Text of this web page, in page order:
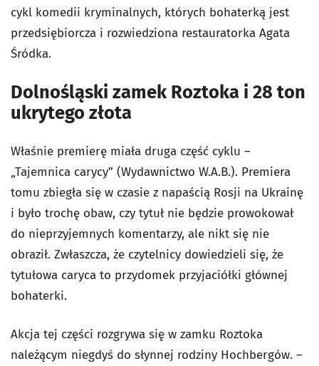
cykl komedii kryminalnych, których bohaterką jest
przedsiębiorcza i rozwiedziona restauratorka Agata
Śródka.
Dolnośląski zamek Roztoka i 28 ton
ukrytego złota
Właśnie premierę miała druga część cyklu –
„Tajemnica carycy” (Wydawnictwo W.A.B.). Premiera
tomu zbiegła się w czasie z napaścią Rosji na Ukrainę
i było trochę obaw, czy tytuł nie będzie prowokował
do nieprzyjemnych komentarzy, ale nikt się nie
obraził. Zwłaszcza, że czytelnicy dowiedzieli się, że
tytułowa caryca to przydomek przyjaciółki głównej
bohaterki.
Akcja tej części rozgrywa się w zamku Roztoka
należącym niegdyś do słynnej rodziny Hochbergów. –